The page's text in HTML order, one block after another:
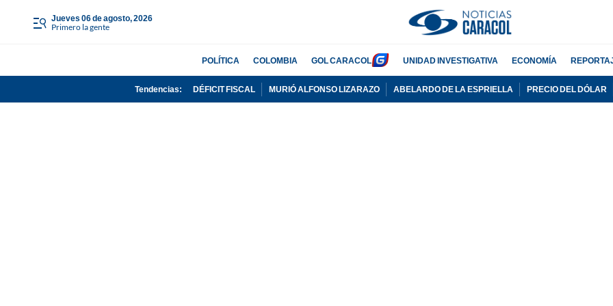
jueves 06 de agosto, 2026
Primero la gente
POLÍTICA COLOMBIA GOL CARACOL UNIDAD INVESTIGATIVA ECONOMÍA
Tendencias: DÉFICIT FISCAL MURIÓ ALFONSO LIZARAZO ABELARDO DE LA ESPRIELLA PRECIO DEL DÓLAR